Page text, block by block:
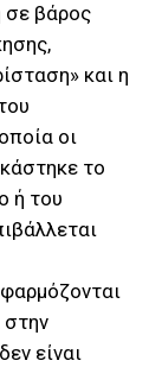
σε βάρος
και η
οι
το
ή του
στην
είναι